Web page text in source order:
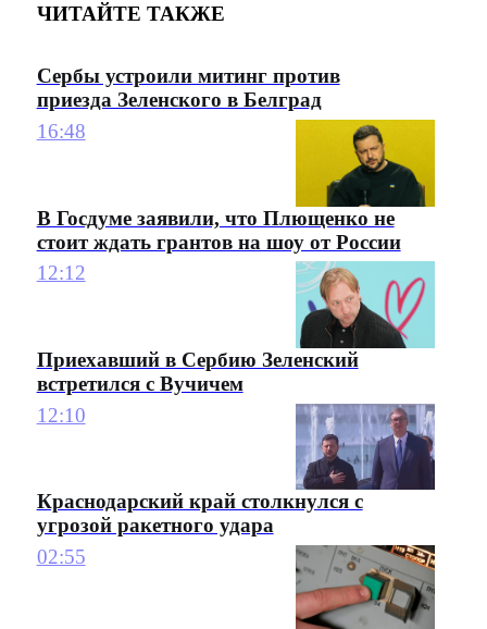
ЧИТАЙТЕ ТАКЖЕ
Сербы устроили митинг против
приезда Зеленского в Белград
16:48
В Госдуме заявили, что Плющенко не
стоит ждать грантов на шоу от России
12:12
Приехавший в Сербию Зеленский
встретился с Вучичем
12:10
Краснодарский край столкнулся с
угрозой ракетного удара
02:55